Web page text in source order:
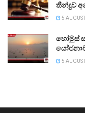
තීන්දුව
5
හෝමුස්
5